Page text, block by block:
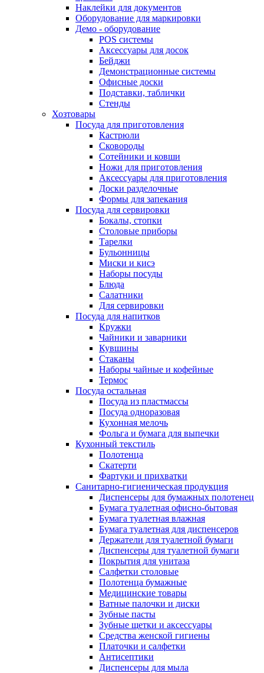
Наклейки для документов
Оборудование для маркировки
Демо - оборудование
POS системы
Аксессуары для досок
Бейджи
Демонстрационные системы
Офисные доски
Подставки, таблички
Стенды
Хозтовары
Посуда для приготовления
Кастрюли
Сковороды
Сотейники и ковши
Ножи для приготовления
Аксессуары для приготовления
Доски разделочные
Формы для запекания
Посуда для сервировки
Бокалы, стопки
Столовые приборы
Тарелки
Бульонницы
Миски и кисэ
Наборы посуды
Блюда
Салатники
Для сервировки
Посуда для напитков
Кружки
Чайники и заварники
Кувшины
Стаканы
Наборы чайные и кофейные
Термос
Посуда остальная
Посуда из пластмассы
Посуда одноразовая
Кухонная мелочь
Фольга и бумага для выпечки
Кухонный текстиль
Полотенца
Скатерти
Фартуки и прихватки
Санитарно-гигиеническая продукция
Диспенсеры для бумажных полотенец
Бумага туалетная офисно-бытовая
Бумага туалетная влажная
Бумага туалетная для диспенсеров
Держатели для туалетной бумаги
Диспенсеры для туалетной бумаги
Покрытия для унитаза
Салфетки столовые
Полотенца бумажные
Медицинские товары
Ватные палочки и диски
Зубные пасты
Зубные щетки и аксессуары
Средства женской гигиены
Платочки и салфетки
Антисептики
Диспенсеры для мыла